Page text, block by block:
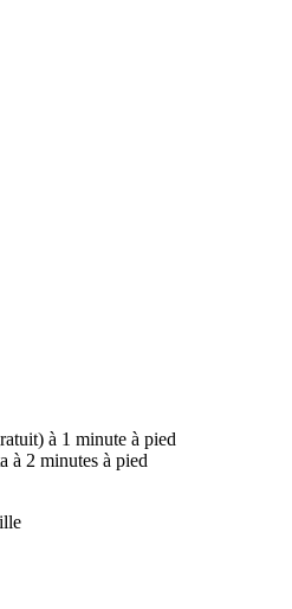
à 1 minute à pied
à 2 minutes à pied